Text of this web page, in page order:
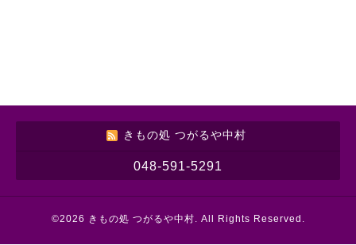
きもの処 つがるや中村
048-591-5291
©2026 きもの処 つがるや中村. All Rights Reserved.